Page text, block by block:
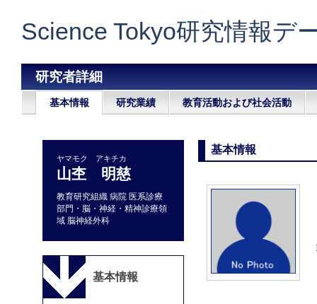
Science Tokyo研究情報デ
研究者詳細
基本情報 研究業績 教育活動および社会活動
ヤマモク アキチカ
山杢 明慈
教育研究組織 病院 医系診療
部門・脳・神経・精神診療領
域 脳神経外科
基本情報
基本情報